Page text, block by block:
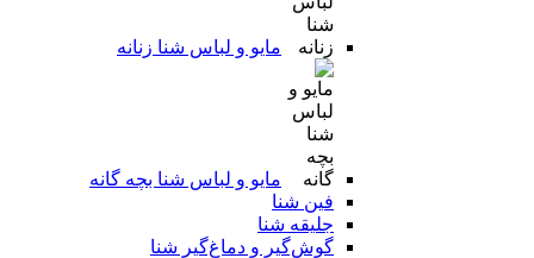
مایو و لباس شنا زنانه
مایو و لباس شنا بچه گانه
فین شنا
جلیقه شنا
گوش‌گیر و دماغ‌گیر شنا